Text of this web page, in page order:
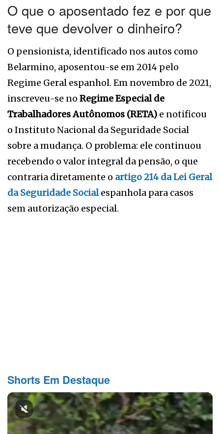
O que o aposentado fez e por que
teve que devolver o dinheiro?
O pensionista, identificado nos autos como
Belarmino, aposentou-se em 2014 pelo
Regime Geral espanhol. Em novembro de 2021,
inscreveu-se no Regime Especial de
Trabalhadores Autônomos (RETA) e notificou
o Instituto Nacional da Seguridade Social
sobre a mudança. O problema: ele continuou
recebendo o valor integral da pensão, o que
contraria diretamente o artigo 214 da Lei Geral
da Seguridade Socialespanhola para casos
sem autorização especial.
Shorts Em Destaque